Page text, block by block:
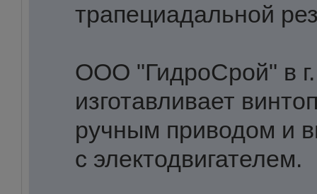
трапециадальной
ООО "ГидроСрой" в
изготавливает
ручным приводом и
с электодвигателем.